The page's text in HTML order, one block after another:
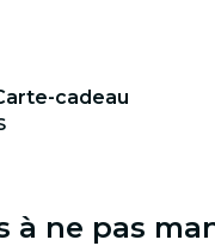
cadeau
à ne pas